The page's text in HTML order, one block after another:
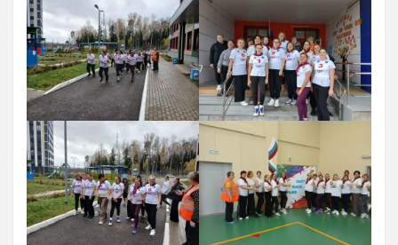
Извещения о закупках
12 Платные образовательные услуги
13 Документы
Документы МАУ «СШОР КВАНТ»
Виды Спорта
Адаптивная физкультура
Бокс
Борьба (самбо и дзюдо)